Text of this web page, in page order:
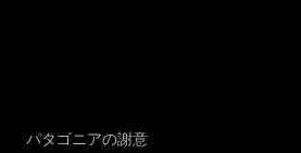
パタゴニアの謝意